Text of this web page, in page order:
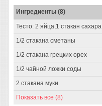
Ингредиенты (8)
Тесто: 2 яйца,1 стакан сахара
1/2 стакана сметаны
1/2 стакана грецких орех
1/2 чайной ложки соды
2 стакана муки
Показать все (8)